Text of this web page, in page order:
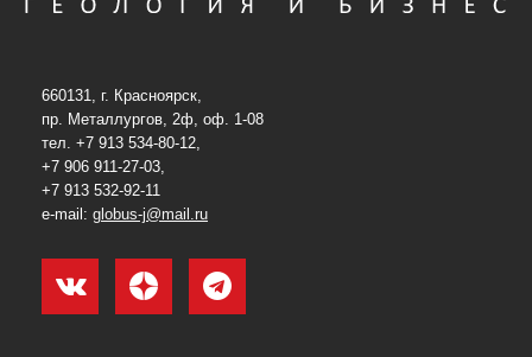
660131, г. Красноярск,
пр. Металлургов, 2ф, оф. 1-08
тел. +7 913 534-80-12,
+7 906 911-27-03,
+7 913 532-92-11
e-mail: globus-j@mail.ru